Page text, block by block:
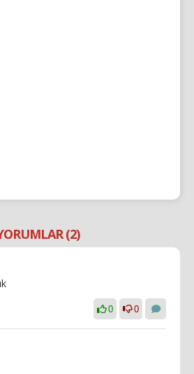
(2)
0 0